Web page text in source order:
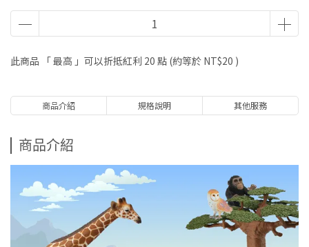
此商品 「 最高 」可以折抵紅利 20 點 (約等於 NT$20 )
商品介紹 規格說明 其他服務
商品介紹